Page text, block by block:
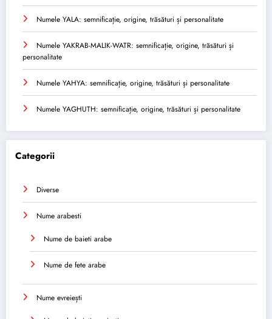
Numele YALA: semnificație, origine, trăsături și personalitate
Numele YAKRAB-MALIK-WATR: semnificație, origine, trăsături și
personalitate
Numele YAHYA: semnificație, origine, trăsături și personalitate
Numele YAGHUTH: semnificație, origine, trăsături și personalitate
Categorii
Diverse
Nume arabesti
Nume de baieti arabe
Nume de fete arabe
Nume evreiești